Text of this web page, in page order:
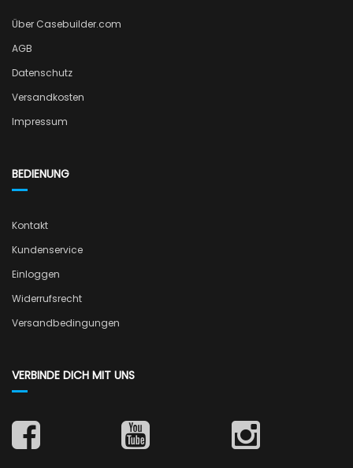
Über Casebuilder.com
AGB
Datenschutz
Versandkosten
Impressum
BEDIENUNG
Kontakt
Kundenservice
Einloggen
Widerrufsrecht
Versandbedingungen
VERBINDE DICH MIT UNS